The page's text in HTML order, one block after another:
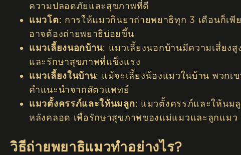
ความปลอดภัยและสุขภาพที่ดี
แมวโต: การให้แมวกินยาถ่ายพยาธิทุก 3 เดือนก็เ
อาจต้องถ่ายพยาธิบ่อยขึ้น
แมวเลี้ยงนอกบ้าน: แมวเลี้ยงนอกบ้านมีความเสี่ยง
และรักษาสุขภาพที่แข็งแรง
แมวเลี้ยงในบ้าน: แม้จะเลี้ยงน้องแมวในบ้าน พวกเ
คำแนะนำจากสัตวแพทย์
แมวตั้งครรภ์และให้นมลูก: แมวตั้งครรภ์และให้นม
หลังคลอด เพื่อรักษาสุขภาพของแม่แมวและลูกแมว
วิธีถ่ายพยาธิแมวทำอย่างไร?